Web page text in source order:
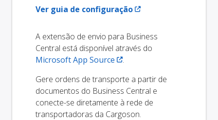
Ver guia de configuração
A extensão de envio para Business
Central está disponível através do
Microsoft App Source
.
Gere ordens de transporte a partir de
documentos do Business Central e
conecte-se diretamente à rede de
transportadoras da Cargoson.